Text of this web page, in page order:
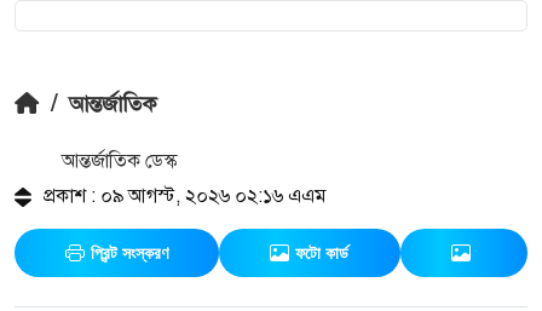
/ আন্তর্জাতিক
আন্তর্জাতিক ডেস্ক
প্রকাশ : ০৯ আগস্ট, ২০২৬ ০২:১৬ এএম
প্রিন্ট সংস্করণ ফটো কার্ড